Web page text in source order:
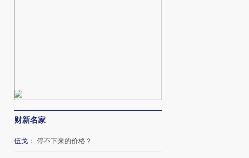
财新名家
伍戈 ： 停不下来的价格？